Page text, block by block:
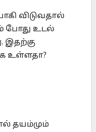
விடுவதால்
போது உடல்
இதற்கு
உள்ளதா?
தயம்மும்